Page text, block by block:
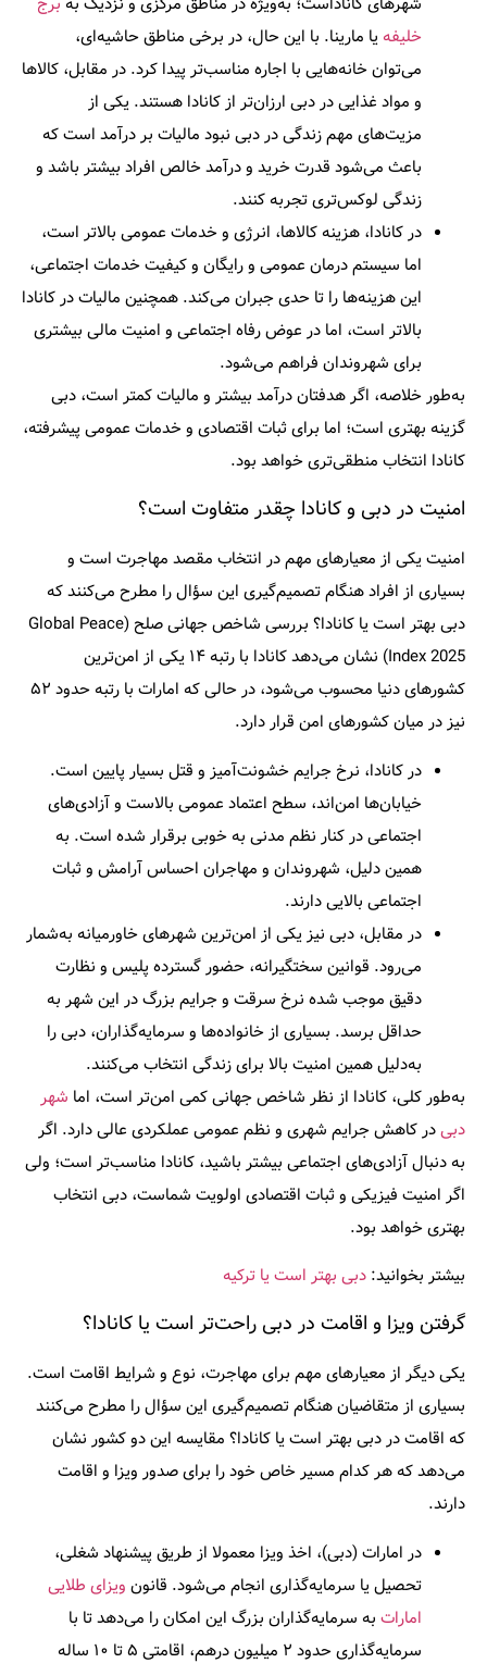
خلیفه یا مارینا. با این حال، در برخی مناطق حاشیه‌ای،
می‌توان خانه‌هایی با اجاره مناسب‌تر پیدا کرد. در مقابل، کالاها
و مواد غذایی در دبی ارزان‌تر از کانادا هستند. یکی از
مزیت‌های مهم زندگی در دبی نبود مالیات بر درآمد است که
باعث می‌شود قدرت خرید و درآمد خالص افراد بیشتر باشد و
زندگی لوکس‌تری تجربه کنند.
در کانادا، هزینه کالاها، انرژی و خدمات عمومی بالاتر است،
اما سیستم درمان عمومی و رایگان و کیفیت خدمات اجتماعی،
این هزینه‌ها را تا حدی جبران می‌کند. همچنین مالیات در کانادا
بالاتر است، اما در عوض رفاه اجتماعی و امنیت مالی بیشتری
برای شهروندان فراهم می‌شود.
به‌طور خلاصه، اگر هدفتان درآمد بیشتر و مالیات کمتر است، دبی
گزینه بهتری است؛ اما برای ثبات اقتصادی و خدمات عمومی پیشرفته،
کانادا انتخاب منطقی‌تری خواهد بود.
امنیت در دبی و کانادا چقدر متفاوت است؟
امنیت یکی از معیارهای مهم در انتخاب مقصد مهاجرت است و
بسیاری از افراد هنگام تصمیم‌گیری این سؤال را مطرح می‌کنند که
دبی بهتر است یا کانادا؟
بررسی شاخص جهانی صلح (Global Peace
Index 2025) نشان می‌دهد کانادا با رتبه ۱۴ یکی از امن‌ترین
کشورهای دنیا محسوب می‌شود، در حالی که امارات با رتبه حدود ۵۲
نیز در میان کشورهای امن قرار دارد.
در کانادا، نرخ جرایم خشونت‌آمیز و قتل بسیار پایین است.
خیابان‌ها امن‌اند، سطح اعتماد عمومی بالاست و آزادی‌های
اجتماعی در کنار نظم مدنی به خوبی برقرار شده است. به
همین دلیل، شهروندان و مهاجران احساس آرامش و ثبات
اجتماعی بالایی دارند.
در مقابل، دبی نیز یکی از امن‌ترین شهرهای خاورمیانه به‌شمار
می‌رود. قوانین سختگیرانه، حضور گسترده پلیس و نظارت
دقیق موجب شده نرخ سرقت و جرایم بزرگ در این شهر به
حداقل برسد. بسیاری از خانواده‌ها و سرمایه‌گذاران، دبی را
به‌دلیل همین امنیت بالا برای زندگی انتخاب می‌کنند.
به‌طور کلی، کانادا از نظر شاخص جهانی کمی امن‌تر است، اما شهر
دبیدر کاهش جرایم شهری و نظم عمومی عملکردی عالی دارد. اگر
به دنبال آزادی‌های اجتماعی بیشتر باشید، کانادا مناسب‌تر است؛ ولی
اگر امنیت فیزیکی و ثبات اقتصادی اولویت شماست، دبی انتخاب
بهتری خواهد بود.
بیشتر بخوانید: دبی بهتر است یا ترکیه
گرفتن ویزا و اقامت در دبی راحت‌تر است یا کانادا؟
یکی دیگر از معیارهای مهم برای مهاجرت، نوع و شرایط اقامت است.
بسیاری از متقاضیان هنگام تصمیم‌گیری این سؤال را مطرح می‌کنند
که اقامت در دبی بهتر است یا کانادا؟ مقایسه این دو کشور نشان
می‌دهد که هر کدام مسیر خاص خود را برای صدور ویزا و اقامت
دارند.
در امارات (دبی)، اخذ ویزا معمولا از طریق پیشنهاد شغلی،
تحصیل یا سرمایه‌گذاری انجام می‌شود. قانون ویزای طلایی
امارات به سرمایه‌گذاران بزرگ این امکان را می‌دهد تا با
سرمایه‌گذاری حدود ۲ میلیون درهم، اقامتی ۵ تا ۱۰ ساله